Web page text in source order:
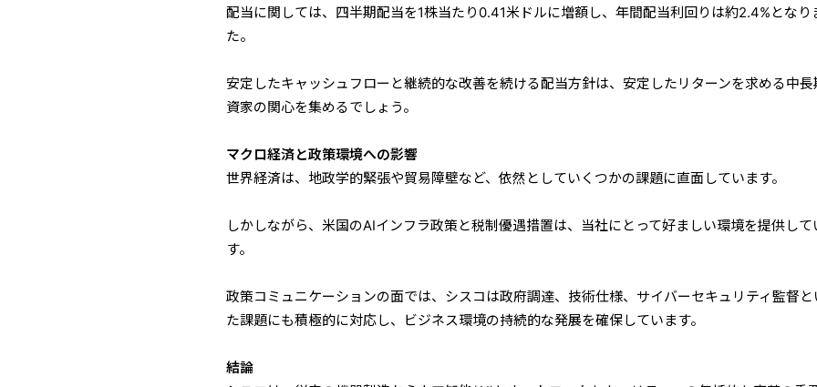
配当に関しては、四半期配当を1株当たり0.41米ドルに増額し、年間配当利回りは約2.4%となり
た。
安定したキャッシュフローと継続的な改善を続ける配当方針は、安定したリターンを求める中長
資家の関心を集めるでしょう。
マクロ経済と政策環境への影響
世界経済は、地政学的緊張や貿易障壁など、依然としていくつかの課題に直面しています。
しかしながら、米国のAIインフラ政策と税制優遇措置は、当社にとって好ましい環境を提供して
す。
政策コミュニケーションの面では、シスコは政府調達、技術仕様、サイバーセキュリティ監督と
た課題にも積極的に対応し、ビジネス環境の持続的な発展を確保しています。
結論